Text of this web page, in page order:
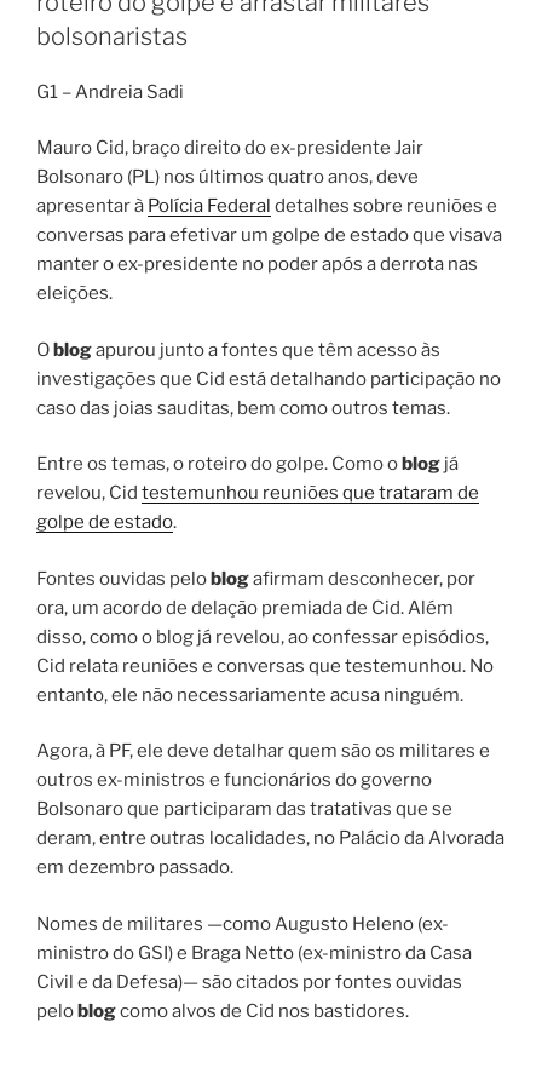
bolsonaristas
G1 – Andreia Sadi
Mauro Cid, braço direito do ex-presidente Jair
Bolsonaro (PL) nos últimos quatro anos, deve
apresentar à Polícia Federal detalhes sobre reuniões e
conversas para efetivar um golpe de estado que visava
manter o ex-presidente no poder após a derrota nas
eleições.
Oblogapurou junto a fontes que têm acesso às
investigações que Cid está detalhando participação no
caso das joias sauditas, bem como outros temas.
Entre os temas, o roteiro do golpe. Como o blog já
revelou, Cid testemunhou reuniões que trataram de
golpe de estado.
Fontes ouvidas peloblogafirmam desconhecer, por
ora, um acordo de delação premiada de Cid. Além
disso, como o blog já revelou, ao confessar episódios,
Cid relata reuniões e conversas que testemunhou. No
entanto, ele não necessariamente acusa ninguém.
Agora, à PF, ele deve detalhar quem são os militares e
outros ex-ministros e funcionários do governo
Bolsonaro que participaram das tratativas que se
deram, entre outras localidades, no Palácio da Alvorada
em dezembro passado.
Nomes de militares —como Augusto Heleno (ex-
ministro do GSI) e Braga Netto (ex-ministro da Casa
Civil e da Defesa)— são citados por fontes ouvidas
peloblogcomo alvos de Cid nos bastidores.